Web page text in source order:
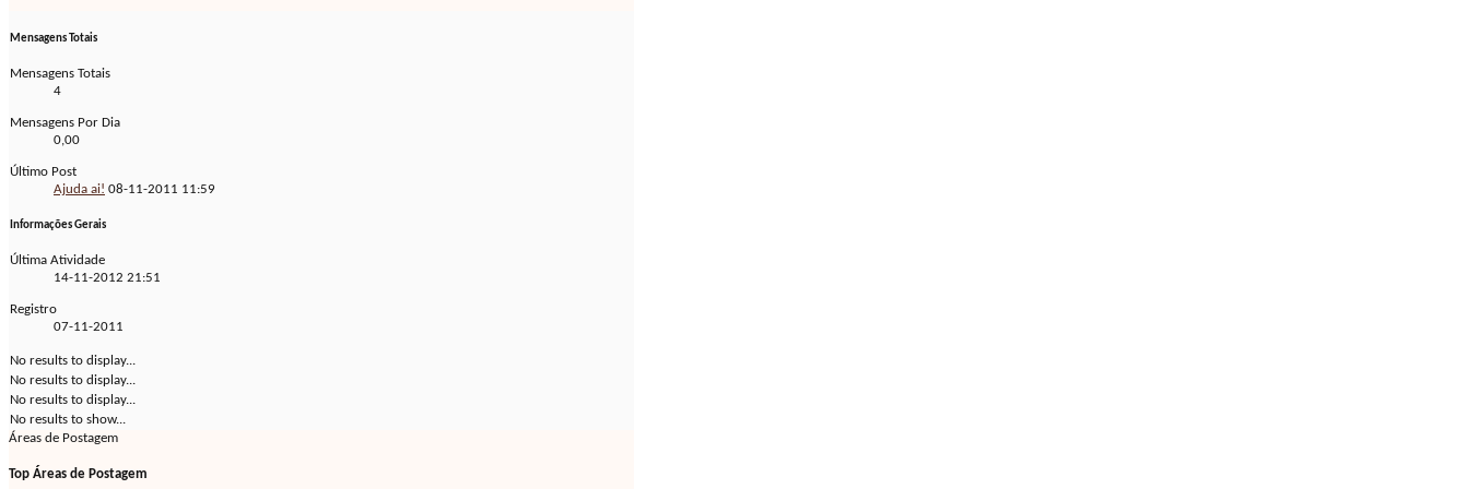
Mensagens Totais
Mensagens Totais
4
Mensagens Por Dia
0,00
Último Post
Ajuda ai! 08-11-2011 11:59
Informações Gerais
Última Atividade
14-11-2012 21:51
Registro
07-11-2011
No results to display...
No results to display...
No results to display...
No results to show...
Áreas de Postagem
Top Áreas de Postagem